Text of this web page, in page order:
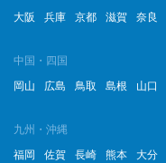
大阪
兵庫 京都 滋賀 奈良
中国・四国
岡山
広島 鳥取 島根 山口
九州・沖縄
福岡
佐賀 長崎 熊本 大分